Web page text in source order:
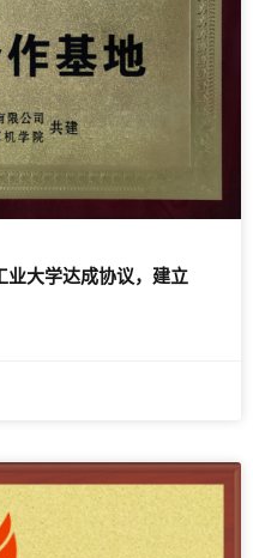
大学达成协议，建立